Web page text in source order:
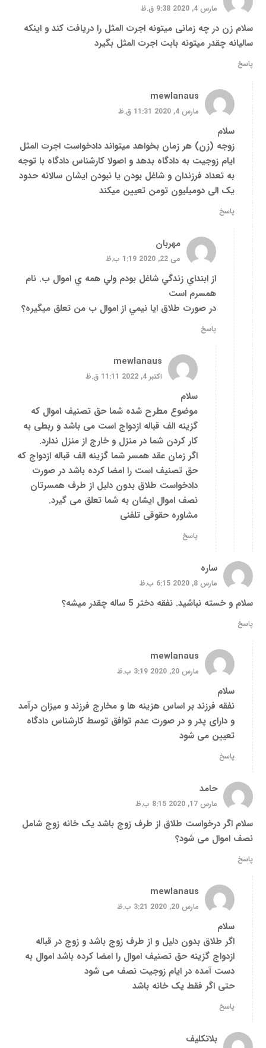
مارس 4, 2020 9:38 ق.ظ
سلام زن در چه زمانی میتونه اجرت المثل را دریافت کند و اینکه
سالیانه چقدر میتونه بابت اجرت المثل بگیرد
پاسخ
mewlanaus
مارس 4, 2020 11:31 ق.ظ
سلام
زوجه (زن) هر زمان بخواهد میتواند دادخواست اجرت المثل
ایام زوجیت به دادگاه بدهد و اصولا کارشناس دادگاه با توجه
به تعداد فرزندان و شاغل بودن یا نبودن ایشان سالانه حدود
یک الی دومیلیون تومن تعیین میکند
پاسخ
مهربان
می 22, 2020 1:19 ب.ظ
از ابنداي زندگي شاغل بودم ولي همه ي اموال ب. نام
همسرم است
در صورت طلاق ايا نيمي از اموال ب من تعلق ميگيره؟
پاسخ
mewlanaus
اکتبر 4, 2022 11:11 ق.ظ
سلام
موضوع مطرح شده شما حق تصنیف اموال که
گزینه الف قباله ازدواج است می باشد و ربطی به
کار کردن شما در منزل و خارج از منزل ندارد.
اگر زمان عقد همسر شما گزینه الف قباله ازدواج که
حق تصنیف است را امضا کرده باشد در صورت
دادخواست طلاق بدون دلیل از طرف همسرتان
نصف اموال ایشان به شما تعلق می گیرد.
مشاوره حقوقی تلفنی
پاسخ
ساره
مارس 8, 2020 6:15 ب.ظ
سلام و خسته نباشید. نفقه دختر 5 ساله چقدر میشه؟
پاسخ
mewlanaus
مارس 20, 2020 3:19 ب.ظ
سلام
نفقه فرزند بر اساس هزینه ها و مخارج فرزند و میزان درآمد
و دارای پدر و در صورت عدم توافق توسط کارشناس دادگاه
تعیین می شود
پاسخ
حامد
مارس 17, 2020 8:15 ب.ظ
سلام اگر درخواست طلاق از طرف زوج باشد یک خانه زوج شامل
نصف اموال می شود؟
پاسخ
mewlanaus
مارس 20, 2020 3:21 ب.ظ
سلام
اگر طلاق بدون دلیل و از طرف زوج باشد و زوج در قباله
ازدواج گزینه حق تصنیف اموال را امضا کرده باشد اموال به
دست آمده در ایام زوجیت نصف می شود
حتی اگر فقط یک خانه باشد
پاسخ
بلاتکلیف